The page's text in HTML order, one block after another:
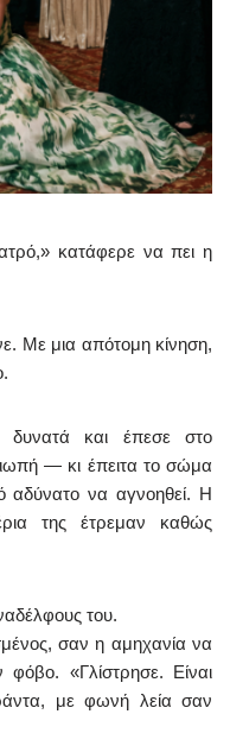
κατάφερε να πει η
Με μια απότομη κίνηση,
δυνατά και έπεσε στο
— κι έπειτα το σώμα
αδύνατο να αγνοηθεί. Η
της έτρεμαν καθώς
του.
σαν η αμηχανία να
«Γλίστρησε. Είναι
με φωνή λεία σαν